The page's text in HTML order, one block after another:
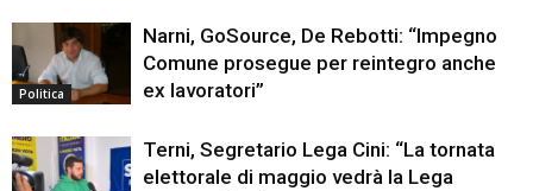
Politica
Narni, GoSource, De Rebotti: “Impegno
Comune prosegue per reintegro anche
ex lavoratori”
Terni, Segretario Lega Cini: “La tornata
elettorale di maggio vedrà la Lega